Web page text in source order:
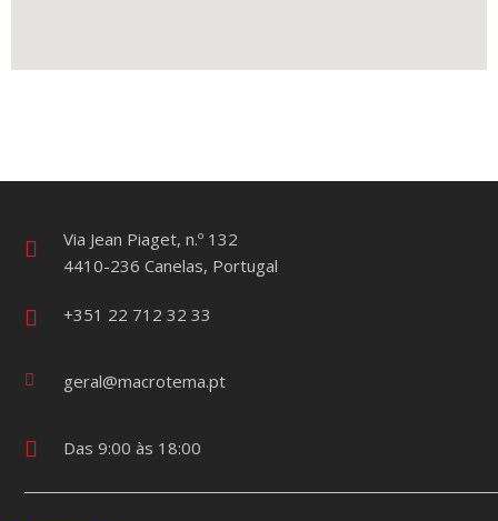
Via Jean Piaget, n.º 132
4410-236 Canelas, Portugal
+351 22 712 32 33
geral@macrotema.pt
Das 9:00 às 18:00